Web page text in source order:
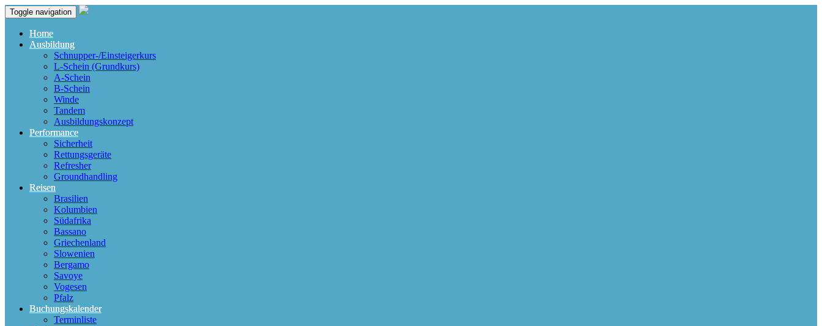
Toggle navigation
Home
Ausbildung
Schnupper-/Einsteigerkurs
L-Schein (Grundkurs)
A-Schein
B-Schein
Winde
Tandem
Ausbildungskonzept
Performance
Sicherheit
Rettungsgeräte
Refresher
Groundhandling
Reisen
Brasilien
Kolumbien
Südafrika
Bassano
Griechenland
Slowenien
Bergamo
Savoye
Vogesen
Pfalz
Buchungskalender
Terminliste